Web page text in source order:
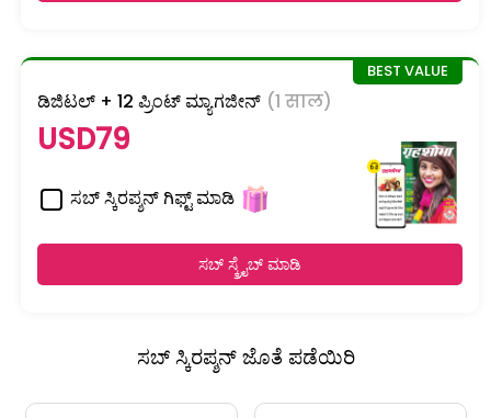
ಡಿಜಿಟಲ್ + 12 ಪ್ರಿಂಟ್ ಮ್ಯಾಗಜೀನ್ (1 साल)
USD79
ಸಬ್ ಸ್ಕಿರಪ್ಶನ್ ಗಿಫ್ಟ್ ಮಾಡಿ
ಸಬ್ ಸ್ಕ್ರೈಬ್ ಮಾಡಿ
ಸಬ್ ಸ್ಕಿರಪ್ಶನ್ ಜೊತೆ ಪಡೆಯಿರಿ